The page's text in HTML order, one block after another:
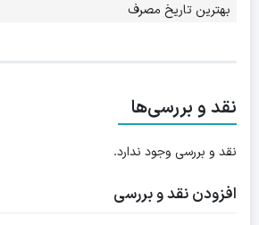
بهترین تاریخ مصرف
نقد و بررسی‌ها
نقد و بررسی وجود ندارد.
افزودن نقد و بررسی